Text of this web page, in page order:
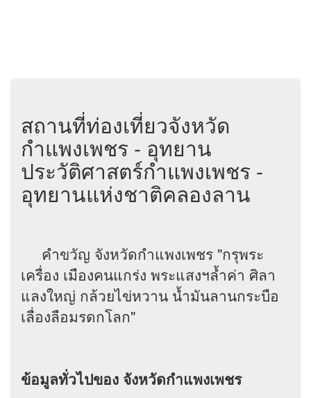
สถานที่ท่องเที่ยวจังหวัด
กำแพงเพชร - อุทยาน
ประวัติศาสตร์กำแพงเพชร -
อุทยานแห่งชาติคลองลาน
คำขวัญ จังหวัดกำแพงเพชร "กรุพระ
เครื่อง เมืองคนแกร่ง พระแสงฯล้ำค่า ศิลา
แลงใหญ่ กล้วยไข่หวาน น้ำมันลานกระบือ
เลื่องลือมรดกโลก"
ข้อมูลทั่วไปของ จังหวัดกำแพงเพชร